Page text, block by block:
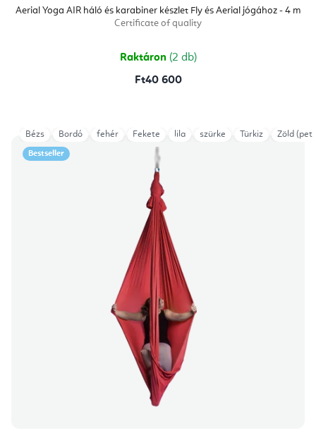
Aerial Yoga AIR háló és karabiner készlet Fly és Aerial jógához - 4 m
Certificate of quality
átlagos
értékelése
5-
csillag.
Raktáron (2 db)
Ft40 600
Bestseller
Bézs Bordó fehér Fekete lila szürke Türkiz Zöld